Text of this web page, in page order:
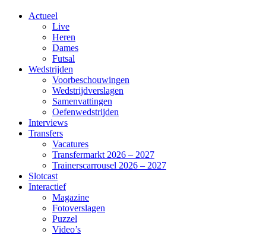
Actueel
Live
Heren
Dames
Futsal
Wedstrijden
Voorbeschouwingen
Wedstrijdverslagen
Samenvattingen
Oefenwedstrijden
Interviews
Transfers
Vacatures
Transfermarkt 2026 – 2027
Trainerscarrousel 2026 – 2027
Slotcast
Interactief
Magazine
Fotoverslagen
Puzzel
Video’s